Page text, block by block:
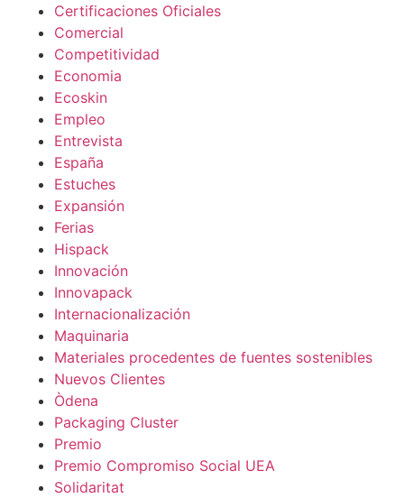
Certificaciones Oficiales
Comercial
Competitividad
Economia
Ecoskin
Empleo
Entrevista
España
Estuches
Expansión
Ferias
Hispack
Innovación
Innovapack
Internacionalización
Maquinaria
Materiales procedentes de fuentes sostenibles
Nuevos Clientes
Òdena
Packaging Cluster
Premio
Premio Compromiso Social UEA
Solidaritat